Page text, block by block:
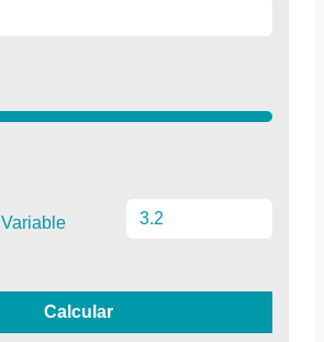
Variable
Calcular